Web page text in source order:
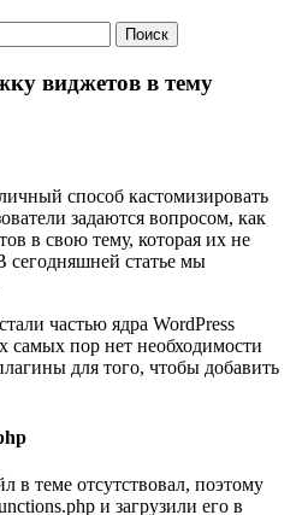
виджетов в тему
способ кастомизировать
задаются вопросом, как
в свою тему, которая их не
сегодняшней статье мы
частью ядра WordPress
самых пор нет необходимости
для того, чтобы добавить
в теме отсутствовал, поэтому
и загрузили его в